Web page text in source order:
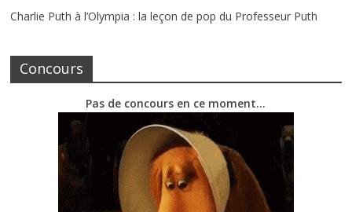
Charlie Puth à l’Olympia : la leçon de pop du Professeur Puth
Concours
Pas de concours en ce moment…